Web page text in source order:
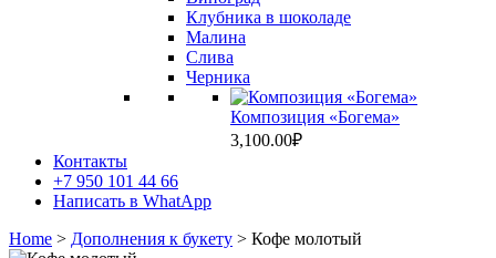
Клубника в шоколаде
Малина
Слива
Черника
Композиция «Богема»
3,100.00₽
Контакты
+7 950 101 44 66
Написать в WhatApp
Home > Дополнения к букету > Кофе молотый